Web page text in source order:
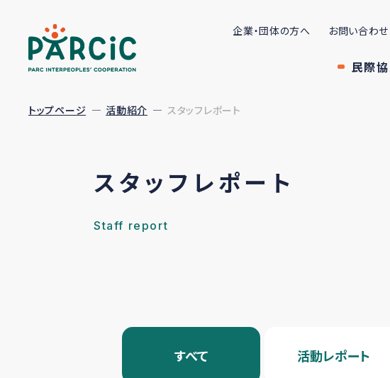
企業・団体の方へ お問い合わせ
民際
トップページ 活動紹介 スタッフレポート
スタッフレポート
Staff report
すべて 活動レポート